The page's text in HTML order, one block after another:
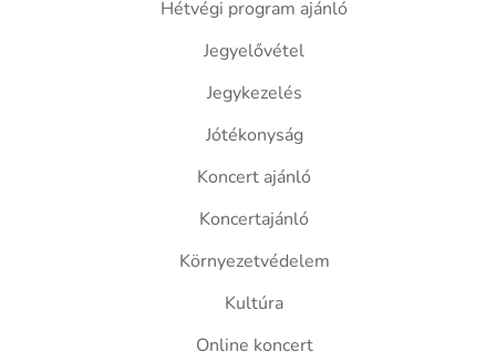
Hétvégi program ajánló
Jegyelővétel
Jegykezelés
Jótékonyság
Koncert ajánló
Koncertajánló
Környezetvédelem
Kultúra
Online koncert